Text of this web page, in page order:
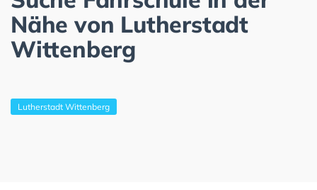
Nähe von Lutherstadt
Wittenberg
Lutherstadt Wittenberg